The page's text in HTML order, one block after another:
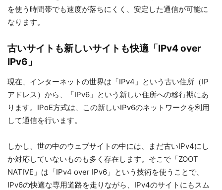
を使う時間帯でも速度が落ちにくく、安定した通信が可能に
なります。
古いサイトも新しいサイトも快適「IPv4 over
IPv6」
現在、インターネットの世界は「IPv4」という古い住所（IP
アドレス）から、「IPv6」という新しい住所への移行期にあ
ります。IPoE方式は、この新しいIPv6のネットワークを利用
して通信を行います。
しかし、世の中のウェブサイトの中には、まだ古いIPv4にし
か対応していないものも多く存在します。そこで「ZOOT
NATIVE」は「IPv4 over IPv6」という技術を使うことで、
IPv6の快適な専用道路を走りながら、IPv4のサイトにもスム